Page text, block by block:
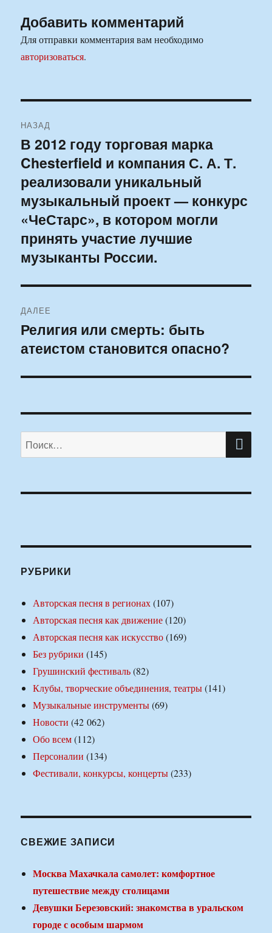
Добавить комментарий
Для отправки комментария вам необходимо
авторизоваться.
по
записям
НАЗАД
Предыдущая
запись:
В 2012 году торговая марка
Chesterfield и компания С. А. Т.
реализовали уникальный
музыкальный проект — конкурс
«ЧеСтарс», в котором могли
принять участие лучшие
музыканты России.
ДАЛЕЕ
Следующая
запись:
Религия или смерть: быть
атеистом становится опасно?
Искать:
РУБРИКИ
Авторская песня в регионах(107)
Авторская песня как движение(120)
Авторская песня как искусство(169)
Без рубрики (145)
Грушинский фестиваль(82)
Клубы, творческие объединения, театры(141)
Музыкальные инструменты(69)
Новости (42 062)
Обо всем(112)
Персоналии (134)
Фестивали, конкурсы, концерты(233)
СВЕЖИЕ ЗАПИСИ
Москва Махачкала самолет: комфортное
путешествие между столицами
Девушки Березовский: знакомства в уральском
городе с особым шармом